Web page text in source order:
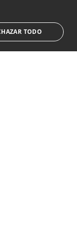
Suscribirse
TODO